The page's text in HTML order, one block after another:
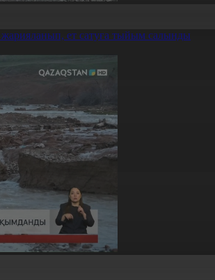
ет сатуға тыйым салынды